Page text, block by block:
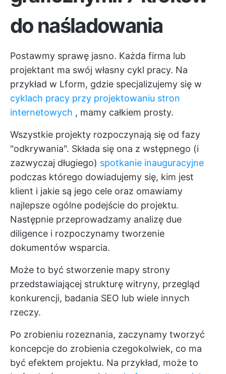
do naśladowania
Postawmy sprawę jasno. Każda firma lub
projektant ma swój własny cykl pracy. Na
przykład w Lform, gdzie specjalizujemy się w
cyklach pracy przy projektowaniu stron
internetowych , mamy całkiem prosty.
Wszystkie projekty rozpoczynają się od fazy
"odkrywania". Składa się ona z wstępnego (i
zazwyczaj długiego) spotkanie inauguracyjne
podczas którego dowiadujemy się, kim jest
klient i jakie są jego cele oraz omawiamy
najlepsze ogólne podejście do projektu.
Następnie przeprowadzamy analizę due
diligence i rozpoczynamy tworzenie
dokumentów wsparcia.
Może to być stworzenie mapy strony
przedstawiającej strukturę witryny, przegląd
konkurencji, badania SEO lub wiele innych
rzeczy.
Po zrobieniu rozeznania, zaczynamy tworzyć
koncepcje do zrobienia czegokolwiek, co ma
być efektem projektu. Na przykład, może to